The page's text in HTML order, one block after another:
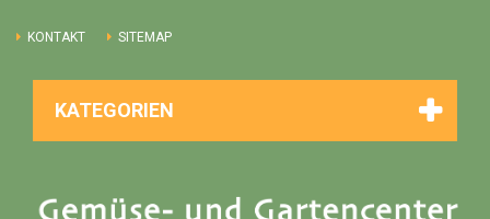
KONTAKT SITEMAP
KATEGORIEN